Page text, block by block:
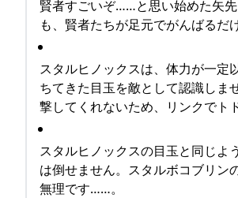
賢者すごいぞ……と思い始めた矢
も、賢者たちが足元でがんばるだ
スタルヒノックスは、体力が一定
ちてきた目玉を敵として認識しま
撃してくれないため、リンクでト
スタルヒノックスの目玉と同じよ
は倒せません。スタルボコブリン
無理です……。